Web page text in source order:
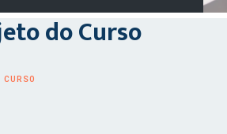
do Curso